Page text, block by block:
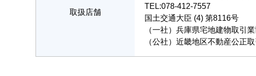
取扱店舗
TEL:078-412-7557
国土交通大臣 (4) 第8116号
（一社）兵庫県宅地建物取引
（公社）近畿地区不動産公正